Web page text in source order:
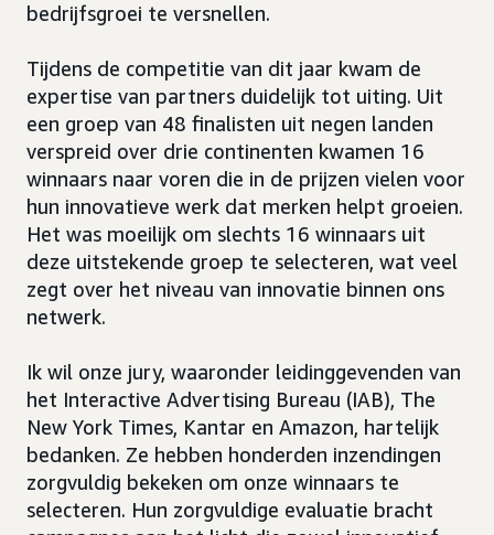
bedrijfsgroei te versnellen.
Tijdens de competitie van dit jaar kwam de
expertise van partners duidelijk tot uiting. Uit
een groep van 48 finalisten uit negen landen
verspreid over drie continenten kwamen 16
winnaars naar voren die in de prijzen vielen voor
hun innovatieve werk dat merken helpt groeien.
Het was moeilijk om slechts 16 winnaars uit
deze uitstekende groep te selecteren, wat veel
zegt over het niveau van innovatie binnen ons
netwerk.
Ik wil onze jury, waaronder leidinggevenden van
het Interactive Advertising Bureau (IAB), The
New York Times, Kantar en Amazon, hartelijk
bedanken. Ze hebben honderden inzendingen
zorgvuldig bekeken om onze winnaars te
selecteren. Hun zorgvuldige evaluatie bracht